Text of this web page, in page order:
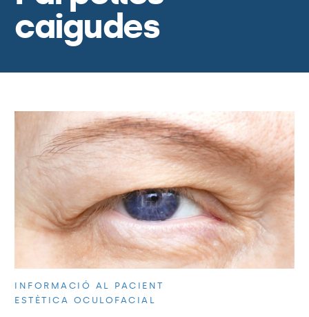
caigudes
INFORMACIÓ AL PACIENT
ESTÈTICA OCULOFACIAL